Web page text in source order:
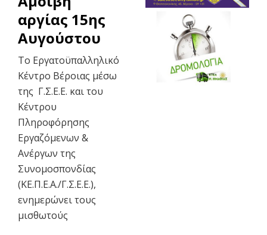
αργίας 15ης
Αυγούστου
Το Εργατοϋπαλληλικό
Κέντρο Βέροιας μέσω
της Γ.Σ.Ε.Ε. και του
Κέντρου
Πληροφόρησης
Εργαζόμενων &
Ανέργων της
Συνομοσπονδίας
(ΚΕ.Π.Ε.Α./Γ.Σ.Ε.Ε.),
ενημερώνει τους
μισθωτούς